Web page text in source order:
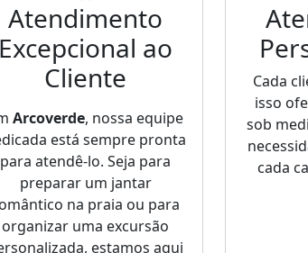
Atendimento
Excepcional ao
Cliente
Arcoverde, nossa equipe
está sempre pronta
para atendê-lo. Seja para
preparar um jantar
na praia ou para
organizar uma excursão
estamos aqui
Cada
isso
sob
cada